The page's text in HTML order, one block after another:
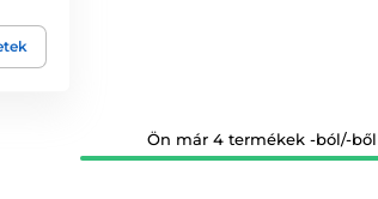
Ön már 4 termékek -ból/-